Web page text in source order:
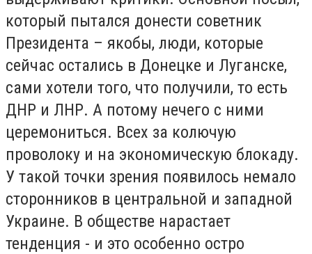
который пытался донести советник
Президента – якобы, люди, которые
сейчас остались в Донецке и Луганске,
сами хотели того, что получили, то есть
ДНР и ЛНР. А потому нечего с ними
церемониться. Всех за колючую
проволоку и на экономическую блокаду.
У такой точки зрения появилось немало
сторонников в центральной и западной
Украине. В обществе нарастает
тенденция - и это особенно остро